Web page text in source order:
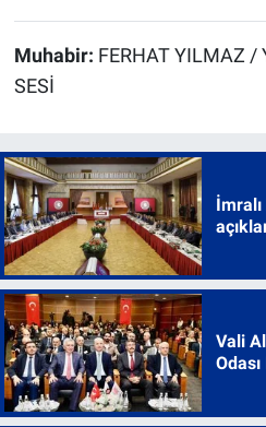
Muhabir: FERHAT YILMAZ /
SESİ
Vali